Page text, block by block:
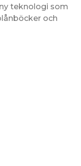
teknologi som
och